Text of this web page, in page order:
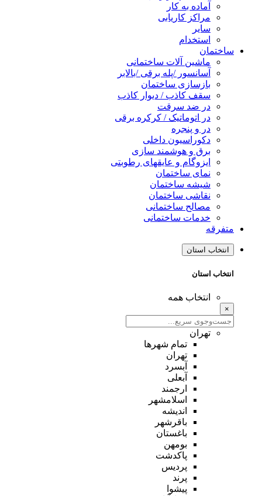
آماده به کار
مراکز کاریابی
سایر
استخدام
ساختمان
ماشین آلات ساختمانی
آسانسور /پله برقی /بالابر
بازسازی ساختمان
سقف کاذب / دیوار کاذب
در ضد سرقت
در اتوماتیک / کرکره برقی
در و پنجره
دکوراسیون داخلی
برق و هوشمند سازی
ایزوگام و عایقهای رطوبتی
نمای ساختمان
شیشه ساختمان
نقاشی ساختمان
مصالح ساختمانی
خدمات ساختمانی
متفرقه
انتخاب استان
انتخاب استان
انتخاب همه
×
تهران
تمام شهر‌ها
تهران
آبسرد
آبعلی
ارجمند
اسلامشهر
اندیشه
باقرشهر
باغستان
بومهن
پاکدشت
پردیس
پرند
پیشوا